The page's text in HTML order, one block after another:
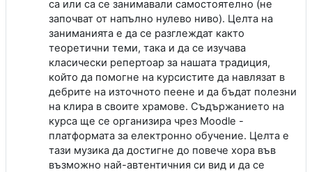
са или са се занимавали самостоятелно (не
започват от напълно нулево ниво). Целта на
заниманията е да се разглеждат както
теоретични теми, така и да се изучава
класически репертоар за нашата традиция,
който да помогне на курсистите да навлязат в
дебрите на източното пеене и да бъдат полезни
на клира в своите храмове. Съдържанието на
курса ще се организира чрез Moodle -
платформата за електронно обучение. Целта е
тази музика да достигне до повече хора във
възможно най-автентичния си вид и да се